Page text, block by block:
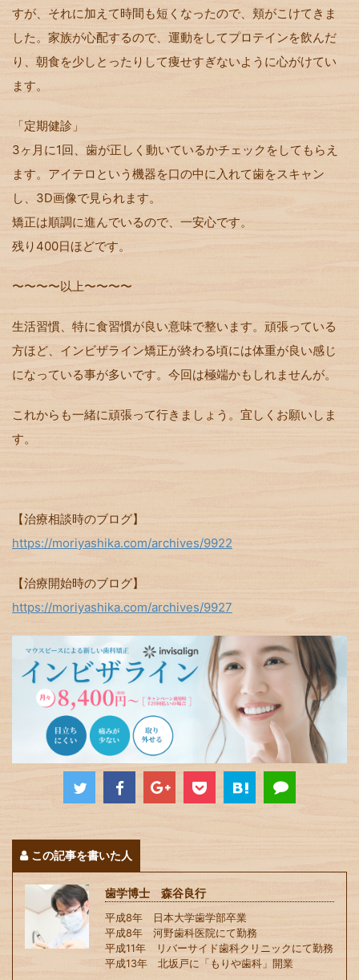
すが、それに加えて時間も短くなったので、頬がこけてきま
した。家族が心配するので、運動をしてプロテインを飲んだ
り、朝食を少しとったりして痩せすぎないように心がけてい
ます。
「定期健診」
3ヶ月に1回、歯が正しく動いているかチェックをしてもらえ
ます。アイテロという機器を口の中に入れて歯をスキャン
し、3D画像で見られます。
矯正は順調に進んでいるので、一安心です。
残り400日ほどです。
〜〜〜〜以上〜〜〜〜
生活習慣、特に食習慣が良い意味で整います。頑張っている
方ほど、インビザライン矯正が終わる頃には体重が良い感じ
になっている事が多いです。今回は極端かもしれませんが。
これからも一緒に頑張って行きましょう。宜しくお願いしま
す。
【治療相談時のブログ】
https://moriyashika.com/archives/9922
【治療開始時のブログ】
https://moriyashika.com/archives/9927
この記事を書いた人
歯学博士 森谷良行
平成8年 日本大学歯学部卒業
平成8年 河野歯科医院にて勤務
平成11年 リバーサイド歯科クリニックにて勤務
平成13年 北坂戸に「もりや歯科」開業